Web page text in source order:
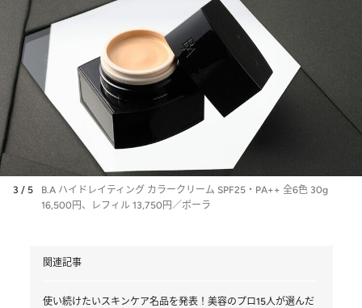
3 / 5
B.A ハイドレイティング カラークリーム SPF25・PA++ 全6色 30g
16,500円、レフィル 13,750円／ポーラ
関連記事
使い続けたいスキンケア名品を発表！美容のプロ15人が選んだ